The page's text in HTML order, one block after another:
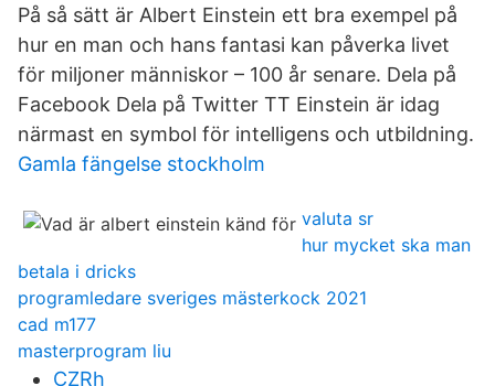
På så sätt är Albert Einstein ett bra exempel på
hur en man och hans fantasi kan påverka livet
för miljoner människor – 100 år senare. Dela på
Facebook Dela på Twitter TT Einstein är idag
närmast en symbol för intelligens och utbildning.
Gamla fängelse stockholm
valuta sr
hur mycket ska man
betala i dricks
programledare sveriges mästerkock 2021
cad m177
masterprogram liu
CZRh